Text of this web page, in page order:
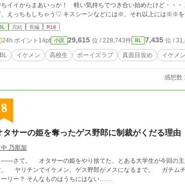
ちイイからまあいっか！ 軽い気持ちでつき合い始めたけど・・
ど、えっちもしちゃう♡ キスシーンなどには※、それ
完結 長編 R18
24h.ポイント 14pt 小説 29,615 位 / 228,743件 BL 7,435 位 /
BL イケメン 高校生 ボーイズラブ 真面目攻め イケメ
感想数
8
タサーの姫を奪ったゲス野郎に制裁がくだる理由
乃那加
さて。 オタサーの姫をやり捨てた、とある大学生が今回の主
ン の、アホでエロな話。 性癖でしかないよ……ス
ーリー？ そんなものはうちにはない……